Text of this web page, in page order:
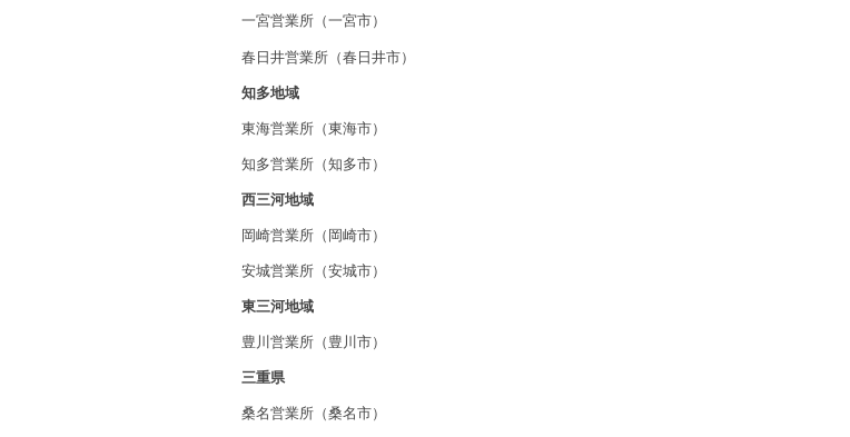
一宮営業所（一宮市）
春日井営業所（春日井市）
知多地域
東海営業所（東海市）
知多営業所（知多市）
西三河地域
岡崎営業所（岡崎市）
安城営業所（安城市）
東三河地域
豊川営業所（豊川市）
三重県
桑名営業所（桑名市）